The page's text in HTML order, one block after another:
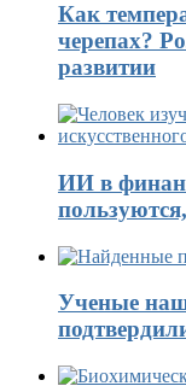
Как
черепах?
развитии
ИИ в
Ученые